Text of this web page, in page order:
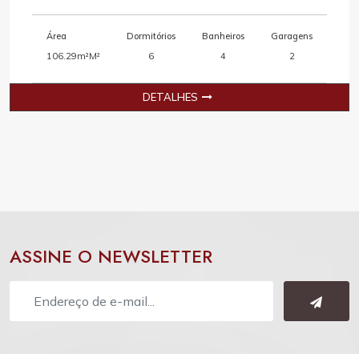
Área
106.29m²M²
Dormitórios
6
Banheiros
4
Garagens
2
DETALHES
ASSINE O NEWSLETTER